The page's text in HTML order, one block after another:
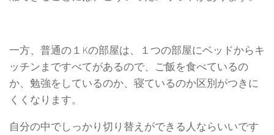
一方、普通の１Kの部屋は、１つの部屋にベッドからキ
ッチンまですべてがあるので、ご飯を食べているの
か、勉強をしているのか、寝ているのか区別がつきに
くくなります。
自分の中でしっかり切り替えができる人ならいいです